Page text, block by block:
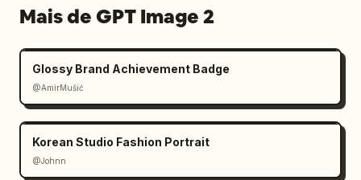
Mais de GPT Image 2
Glossy Brand Achievement Badge
@AmirMušić
Korean Studio Fashion Portrait
@Johnn